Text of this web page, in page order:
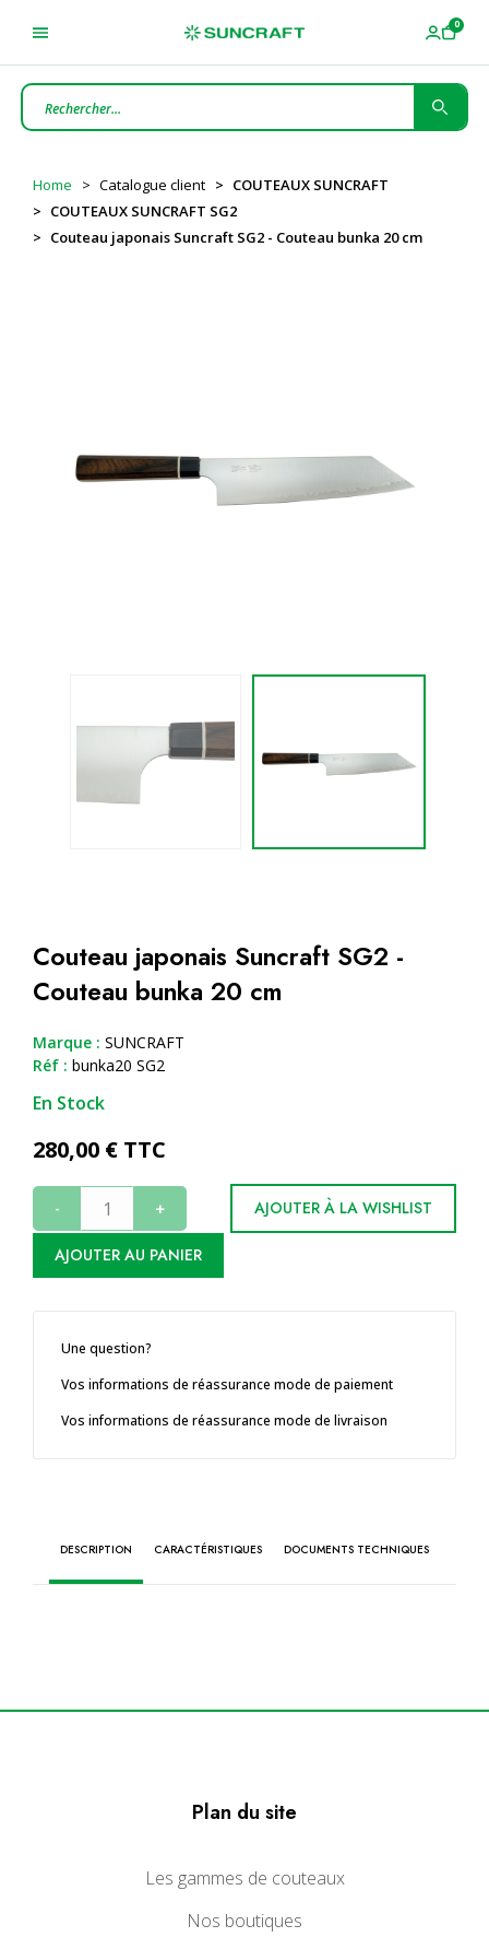
Home Catalogue client
COUTEAUX SUNCRAFT
COUTEAUX SUNCRAFT SG2
Couteau japonais Suncraft SG2 - Couteau bunka 20 cm
Couteau japonais Suncraft SG2 -
Couteau bunka 20 cm
Marque : SUNCRAFT
Réf : bunka20 SG2
En Stock
280,00 € TTC
- +
AJOUTER AU PANIER
AJOUTER À LA WISHLIST
Une question?
Vos informations de réassurance mode de paiement
Vos informations de réassurance mode de livraison
DESCRIPTION CARACTÉRISTIQUES DOCUMENTS TECHNIQUES
Plan du site
Les gammes de couteaux
Nos boutiques